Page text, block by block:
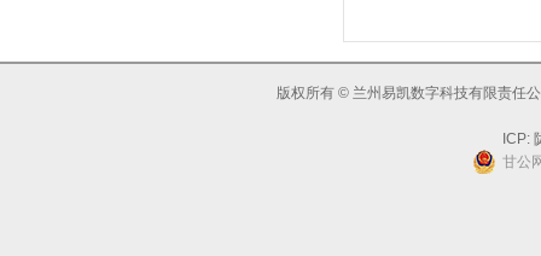
版权所有 © 兰州易凯数字科技有限责任
ICP:
甘公